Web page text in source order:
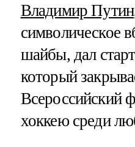
Владимир Путин
символическое
шайбы, дал
который
Всероссийский
хоккею среди